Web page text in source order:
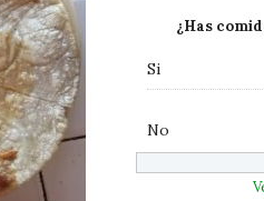
¿Has
Si
No